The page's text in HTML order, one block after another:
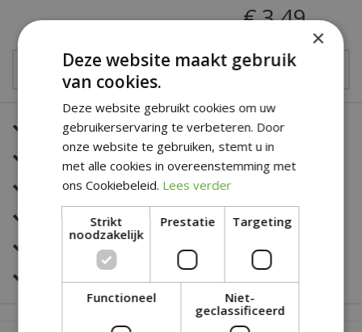
€3,49
Een snelle en correcte bezorging
Zeer sterk in al jouw bloemwerk
Deskundig en eerlijk advies
Altijd een fris en verzorgd assortiment
Snelle bestelservice
Veilig online betalen
×
Deze website maakt gebruik
van cookies.
Deze website gebruikt cookies om uw
gebruikerservaring te verbeteren. Door
onze website te gebruiken, stemt u in
met alle cookies in overeenstemming met
ons Cookiebeleid. Lees verder
Strikt
noodzakelijk
Prestatie Targeting
Functioneel
Niet-
geclassificeerd